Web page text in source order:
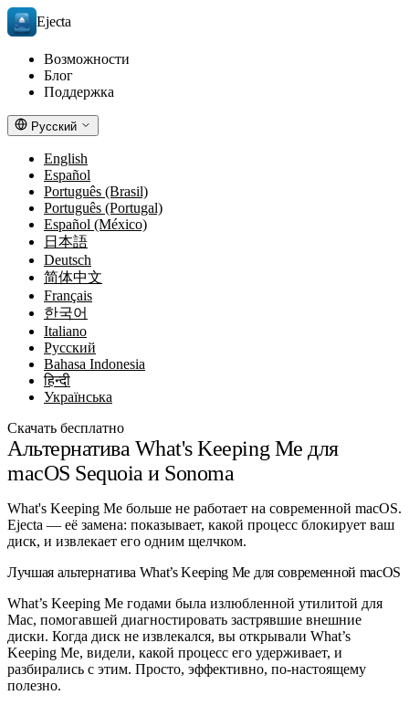
Ejecta
Возможности
Блог
Поддержка
Русский
English
Español
Português (Brasil)
Português (Portugal)
Español (México)
日本語
Deutsch
简体中文
Français
한국어
Italiano
Русский
Bahasa Indonesia
हिन्दी
Українська
Скачать бесплатно
Альтернатива What's Keeping Me для
macOS Sequoia и Sonoma
What's Keeping Me больше не работает на современной macOS.
Ejecta — её замена: показывает, какой процесс блокирует ваш
диск, и извлекает его одним щелчком.
Лучшая альтернатива What’s Keeping Me для современной macOS
What’s Keeping Me годами была излюбленной утилитой для
Mac, помогавшей диагностировать застрявшие внешние
диски. Когда диск не извлекался, вы открывали What’s
Keeping Me, видели, какой процесс его удерживает, и
разбирались с этим. Просто, эффективно, по-настоящему
полезно.